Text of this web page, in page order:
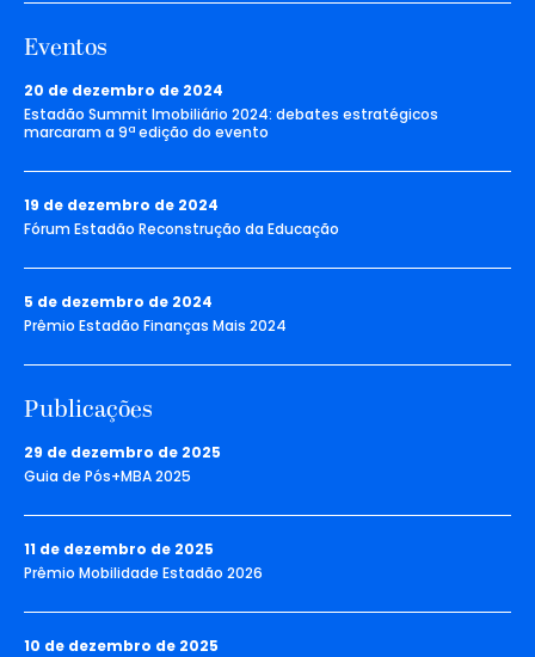
Eventos
20 de dezembro de 2024
Estadão Summit Imobiliário 2024: debates estratégicos
marcaram a 9ª edição do evento
19 de dezembro de 2024
Fórum Estadão Reconstrução da Educação
5 de dezembro de 2024
Prêmio Estadão Finanças Mais 2024
Publicações
29 de dezembro de 2025
Guia de Pós+MBA 2025
11 de dezembro de 2025
Prêmio Mobilidade Estadão 2026
10 de dezembro de 2025